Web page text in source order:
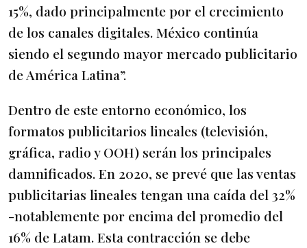
15%, dado principalmente por el crecimiento
de los canales digitales. México continúa
siendo el segundo mayor mercado publicitario
de América Latina”.
Dentro de este entorno económico, los
formatos publicitarios lineales (televisión,
gráfica, radio y OOH) serán los principales
damnificados. En 2020, se prevé que las ventas
publicitarias lineales tengan una caída del 32%
-notablemente por encima del promedio del
16% de Latam. Esta contracción se debe